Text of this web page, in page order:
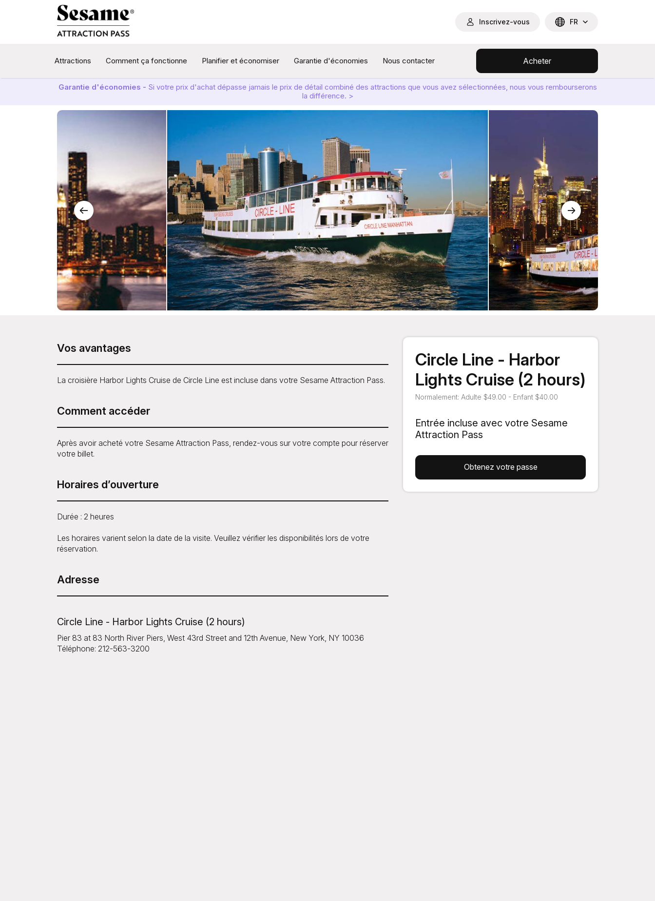
Inscrivez-vous FR
Attractions Comment ça fonctionne Planifier et économiser Garantie d'économies Nous contacter Acheter
Garantie d'économies - Si votre prix d'achat dépasse jamais le prix de détail combiné des attractions que vous avez sélectionnées, nous vous rembourserons
la différence. >
Circle Line - Harbor
Lights Cruise (2 hours)
Normalement: Adulte $49.00 - Enfant $40.00
Entrée incluse avec votre Sesame
Attraction Pass
Obtenez votre passe
Vos avantages
La croisière Harbor Lights Cruise de Circle Line est incluse dans votre Sesame Attraction Pass.
Comment accéder
Après avoir acheté votre Sesame Attraction Pass, rendez-vous sur votre compte pour réserver
votre billet.
Horaires d’ouverture
Durée : 2 heures
Les horaires varient selon la date de la visite. Veuillez vérifier les disponibilités lors de votre
réservation.
Adresse
Circle Line - Harbor Lights Cruise (2 hours)
Pier 83 at 83 North River Piers, West 43rd Street and 12th Avenue, New York, NY 10036
Téléphone: 212-563-3200